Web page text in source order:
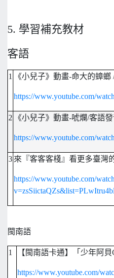
5. 學習補充教材
客語
1 《小兒子》動畫-命大的蟑
https://www.youtube.com/
2 《小兒子》動畫-唬爛/客語
https://www.youtube.com/
3 來『客客客棧』看更多臺灣
https://www.youtube.com/
閩南語
1 【閩南語卡通】「少年阿
https://www.youtube.com/